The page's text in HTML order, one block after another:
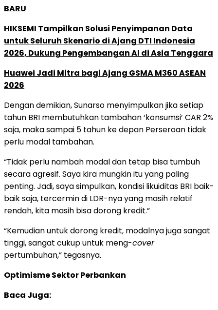
BARU
HIKSEMI Tampilkan Solusi Penyimpanan Data
untuk Seluruh Skenario di Ajang DTI Indonesia
2026, Dukung Pengembangan AI di Asia Tenggara
Huawei Jadi Mitra bagi Ajang GSMA M360 ASEAN
2026
Dengan demikian, Sunarso menyimpulkan jika setiap
tahun BRI membutuhkan tambahan ‘konsumsi’ CAR 2%
saja, maka sampai 5 tahun ke depan Perseroan tidak
perlu modal tambahan.
“Tidak perlu nambah modal dan tetap bisa tumbuh
secara agresif. Saya kira mungkin itu yang paling
penting. Jadi, saya simpulkan, kondisi likuiditas BRI baik-
baik saja, tercermin di LDR-nya yang masih relatif
rendah, kita masih bisa dorong kredit.”
“Kemudian untuk dorong kredit, modalnya juga sangat
tinggi, sangat cukup untuk meng-cover
pertumbuhan,” tegasnya.
Optimisme Sektor Perbankan
Baca Juga: